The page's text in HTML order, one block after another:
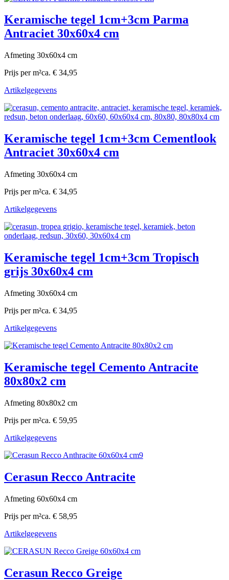
Keramische tegel 1cm+3cm Parma
Antraciet 30x60x4 cm
Afmeting 30x60x4 cm
Prijs per m²ca. € 34,95
Artikelgegevens
Keramische tegel 1cm+3cm Cementlook
Antraciet 30x60x4 cm
Afmeting 30x60x4 cm
Prijs per m²ca. € 34,95
Artikelgegevens
Keramische tegel 1cm+3cm Tropisch
grijs 30x60x4 cm
Afmeting 30x60x4 cm
Prijs per m²ca. € 34,95
Artikelgegevens
Keramische tegel Cemento Antracite
80x80x2 cm
Afmeting 80x80x2 cm
Prijs per m²ca. € 59,95
Artikelgegevens
Cerasun Recco Antracite
Afmeting 60x60x4 cm
Prijs per m²ca. € 58,95
Artikelgegevens
Cerasun Recco Greige